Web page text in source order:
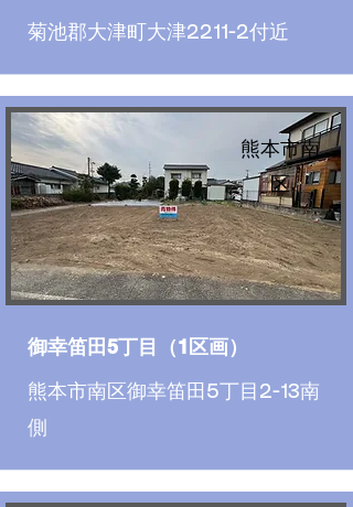
菊池郡大津町大津2211-2付近
熊本市南
区
御幸笛田5丁目（1区画）
熊本市南区御幸笛田5丁目2-13南
側